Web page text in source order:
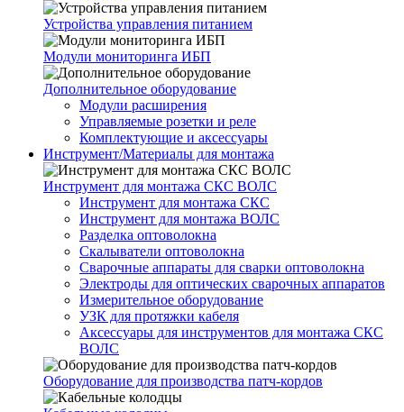
Устройства управления питанием
Модули мониторинга ИБП
Дополнительное оборудование
Модули расширения
Управляемые розетки и реле
Комплектующие и аксессуары
Инструмент/Материалы для монтажа
Инструмент для монтажа СКС ВОЛС
Инструмент для монтажа СКС
Инструмент для монтажа ВОЛС
Разделка оптоволокна
Скалыватели оптоволокна
Сварочные аппараты для сварки оптоволокна
Электроды для оптических сварочных аппаратов
Измерительное оборудование
УЗК для протяжки кабеля
Аксессуары для инструментов для монтажа СКС
ВОЛС
Оборудование для производства патч-кордов